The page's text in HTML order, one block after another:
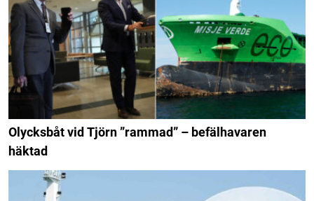
Olycksbåt vid Tjörn ”rammad” – befälhavaren
häktad